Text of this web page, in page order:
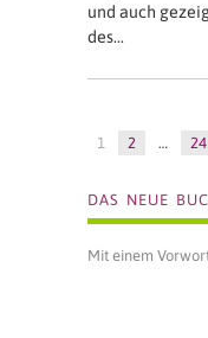
und auch
des…
1 2 … 24
DAS NEUE
Mit einem